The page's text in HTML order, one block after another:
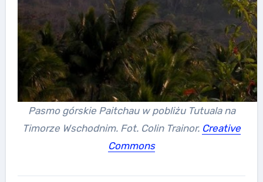
Pasmo górskie Paitchau w pobliżu Tutuala na
Timorze Wschodnim. Fot. Colin Trainor. Creative
Commons